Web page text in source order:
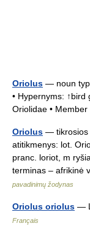
Oriolus — noun
• Hypernyms: ↑bird
Oriolidae •
Oriolus — tikrosios
atitikmenys: lot.
pranc. loriot, m
terminas –
pavadinimų žodynas
Oriolus oriolus —
Français